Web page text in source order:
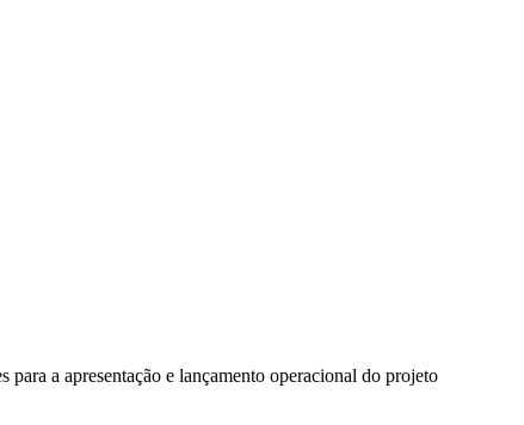
a apresentação e lançamento operacional do projeto